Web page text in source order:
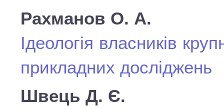
Рахманов О. А.
Ідеологія власників
прикладних досліджень
Швець Д. Є.